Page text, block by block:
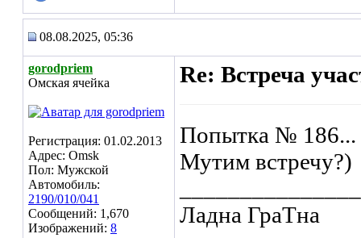
08.08.2025, 05:36
gorodpriem
Омская ячейка
Регистрация: 01.02.2013
Адрес: Omsk
Пол: Мужской
Автомобиль:
2190/010/041
Сообщений: 1,670
Изображений: 8
Re: Встреча
Попытка № 186...
Мутим встречу?)
Ладна ГраТна